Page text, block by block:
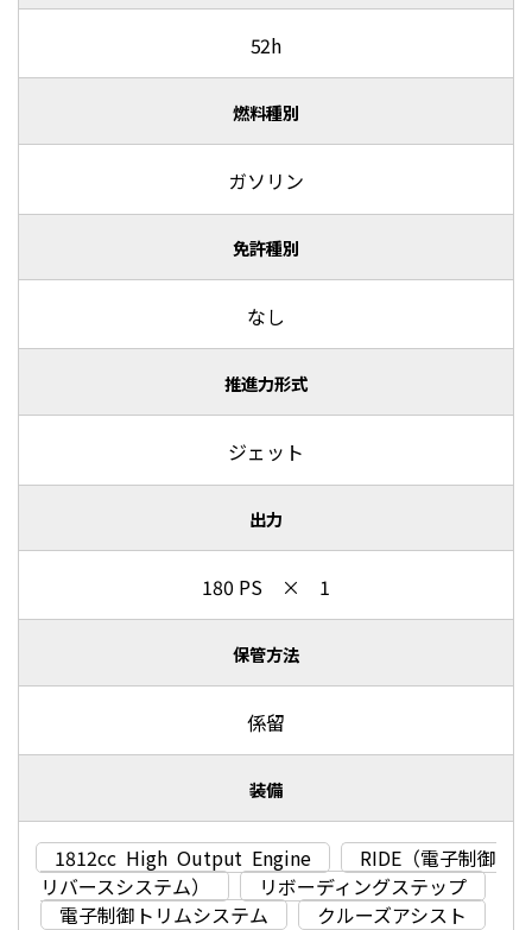
52h
燃料種別
ガソリン
免許種別
なし
推進力形式
ジェット
出力
180 PS × 1
保管方法
係留
装備
1812cc High Output Engine
RIDE（電子制御
リバースシステム）
リボーディングステップ
電子制御トリムシステム
クルーズアシスト